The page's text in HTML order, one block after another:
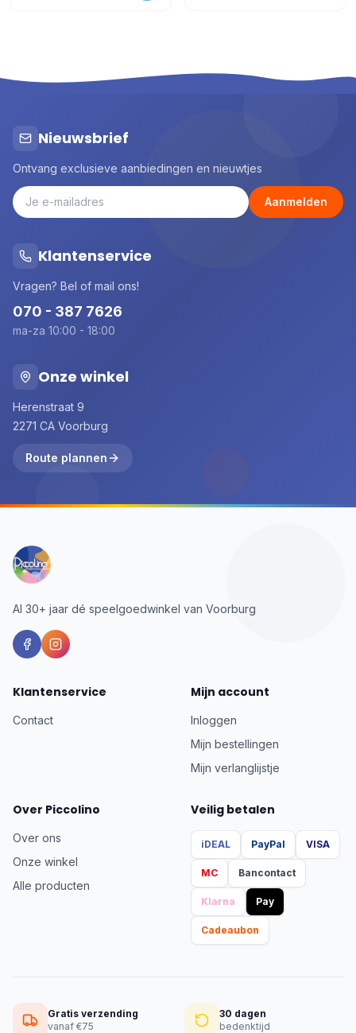
Nieuwsbrief
Ontvang exclusieve aanbiedingen en nieuwtjes
Aanmelden
Klantenservice
Vragen? Bel of mail ons!
070 - 387 7626
ma-za 10:00 - 18:00
Onze winkel
Herenstraat 9
2271 CA Voorburg
Route plannen
Al 30+ jaar dé speelgoedwinkel van Voorburg
Klantenservice
Contact
Mijn account
Inloggen
Mijn bestellingen
Mijn verlanglijstje
Over Piccolino
Over ons
Onze winkel
Alle producten
Veilig betalen
iDEAL PayPal VISA
MC Bancontact
Klarna Pay
Cadeaubon
Gratis verzending
vanaf €75
30 dagen
bedenktijd